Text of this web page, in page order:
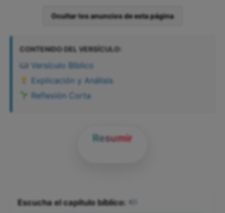
Ocultar los anuncios de esta página
CONTENIDO DEL VERSÍCULO:
Versículo Bíblico
Explicación y Análisis
Reflexión Corta
Resumir
Escucha el capítulo bíblico: